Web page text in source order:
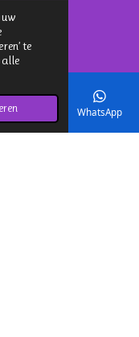
te
WhatsApp